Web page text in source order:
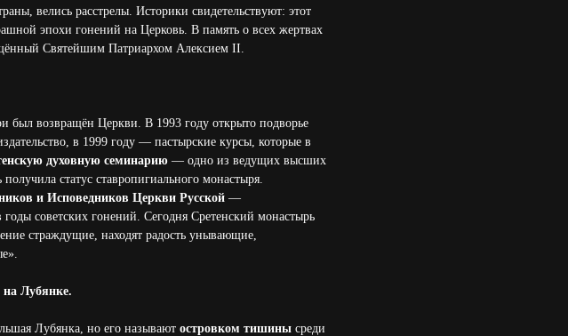
велись расстрелы. Историки свидетельствуют: этот
эпохи гонений на Церковь. В память о всех жертвах
Святейшим Патриархом Алексием II.
возвращён Церкви. В 1993 году открыто подворье
в 1999 году — пастырские курсы, которые в
духовную семинарию — одно из ведущих высших
статус ставропигиального монастыря.
и Исповедников Церкви Русской —
советских гонений. Сегодня Сретенский монастырь
страждущие, находят радость унывающие,
Лубянке.
Лубянка, но его называют островком тишины среди